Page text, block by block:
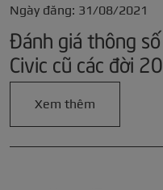
Ngày đăng: 31/08/2021
Đánh giá thông
Civic cũ các đời
Xem thêm